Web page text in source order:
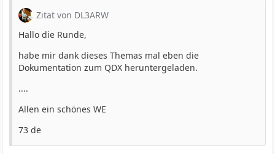
Zitat von DL3ARW
Hallo die Runde,
habe mir dank dieses Themas mal eben die
Dokumentation zum QDX heruntergeladen.
....
Allen ein schönes WE
73 de